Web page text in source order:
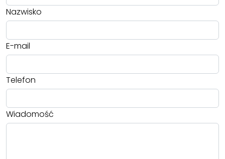
Nazwisko
E-mail
Telefon
Wiadomość